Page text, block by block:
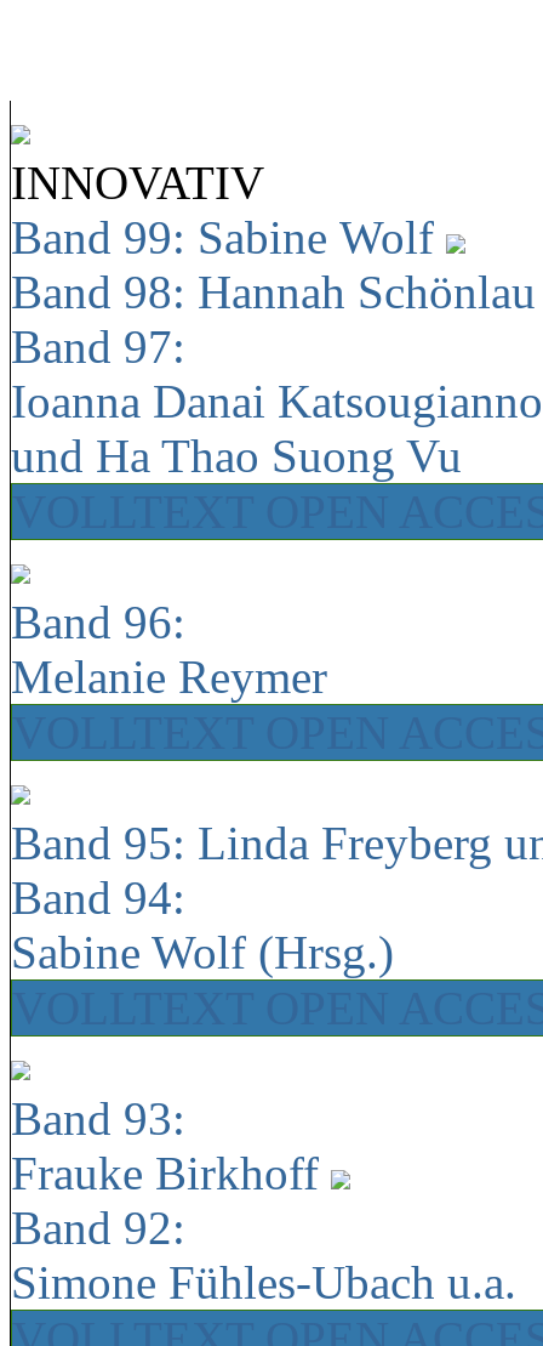
INNOVATIV
Band 99: Sabine Wolf
Band 98: Hannah
Band 97:
Ioanna Danai
und Ha Thao Suong Vu
Band 96:
Melanie Reymer
Band 95: Linda Freyberg
Band 94:
Sabine Wolf (Hrsg.)
Band 93:
Frauke Birkhoff
Band 92:
Simone Fühles-Ubach u.a.